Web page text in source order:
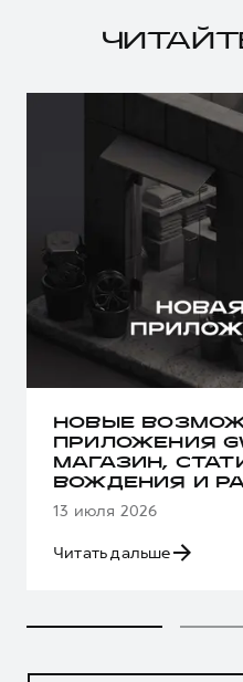
НОВЫЕ
ПРИЛОЖЕНИЯ
МАГАЗИН,
ВОЖДЕНИЯ И
13 июля 2026
Читать дальше